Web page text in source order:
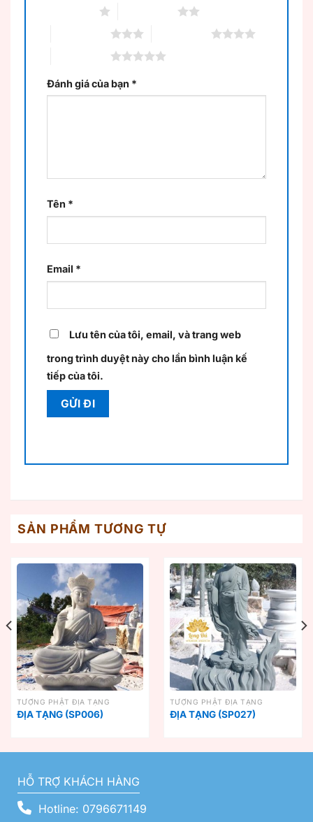
Đánh giá của bạn *
Tên *
Email *
Lưu tên của tôi, email, và trang web
trong trình duyệt này cho lần bình luận kế
tiếp của tôi.
SẢN PHẨM TƯƠNG TỰ
TƯỢNG PHẬT ĐỊA TẠNG
ĐỊA TẠNG (SP006)
TƯỢNG PHẬT ĐỊA TẠNG
ĐỊA TẠNG (SP027)
HỖ TRỢ KHÁCH HÀNG
Hotline: 0796671149